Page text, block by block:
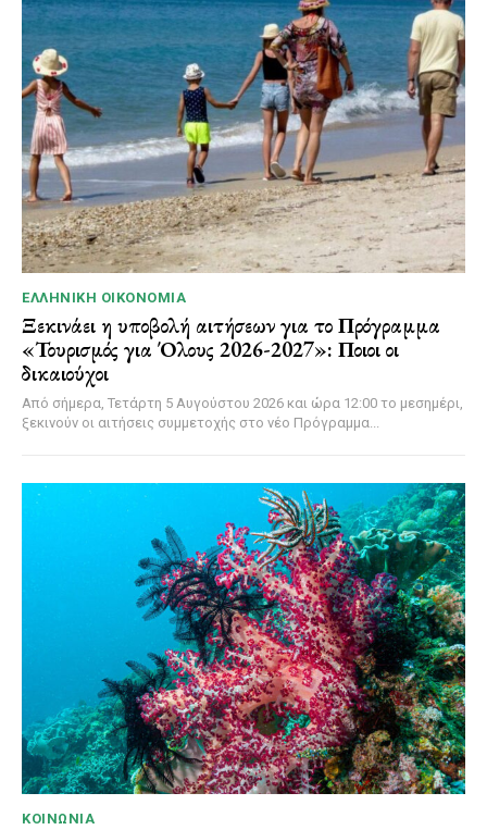
ΕΛΛΗΝΙΚΉ ΟΙΚΟΝΟΜΊΑ
Ξεκινάει η υποβολή αιτήσεων για το Πρόγραμμα
«Τουρισμός για Όλους 2026-2027»: Ποιοι οι
δικαιούχοι
Από σήμερα, Τετάρτη 5 Αυγούστου 2026 και ώρα 12:00 το μεσημέρι,
ξεκινούν οι αιτήσεις συμμετοχής στο νέο Πρόγραμμα...
ΚΟΙΝΩΝΊΑ